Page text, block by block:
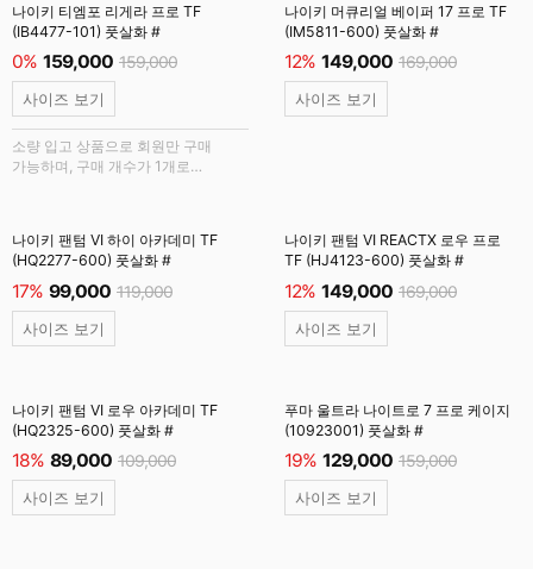
나이키 티엠포 리게라 프로 TF
(IB4477-101) 풋살화 #
0% 159,000 159,000
사이즈 보기
소량 입고 상품으로 회원만 구매
가능하며, 구매 개수가 1개로
나이키 머큐리얼 베이퍼 17 프로 TF
(IM5811-600) 풋살화 #
12% 149,000 169,000
사이즈 보기
나이키 팬텀 VI 하이 아카데미 TF
(HQ2277-600) 풋살화 #
17% 99,000 119,000
사이즈 보기
나이키 팬텀 VI REACTX 로우 프로
TF (HJ4123-600) 풋살화 #
12% 149,000 169,000
사이즈 보기
나이키 팬텀 VI 로우 아카데미 TF
(HQ2325-600) 풋살화 #
18% 89,000 109,000
사이즈 보기
푸마 울트라 나이트로 7 프로 케이지
(10923001) 풋살화 #
19% 129,000 159,000
사이즈 보기